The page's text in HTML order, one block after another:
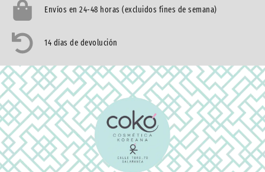
Envíos en 24-48 horas (excluidos fines de semana)
14 días de devolución